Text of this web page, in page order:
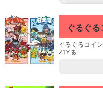
ぐるぐ
ぐるぐるコイ
Z1Yる